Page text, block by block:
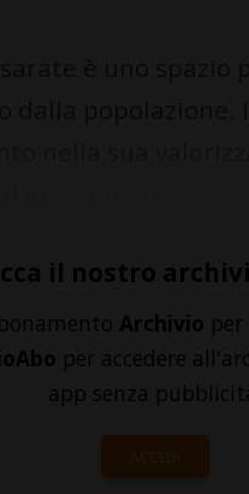
il nostro
Archivio
per accedere
app senza
ACCEDI